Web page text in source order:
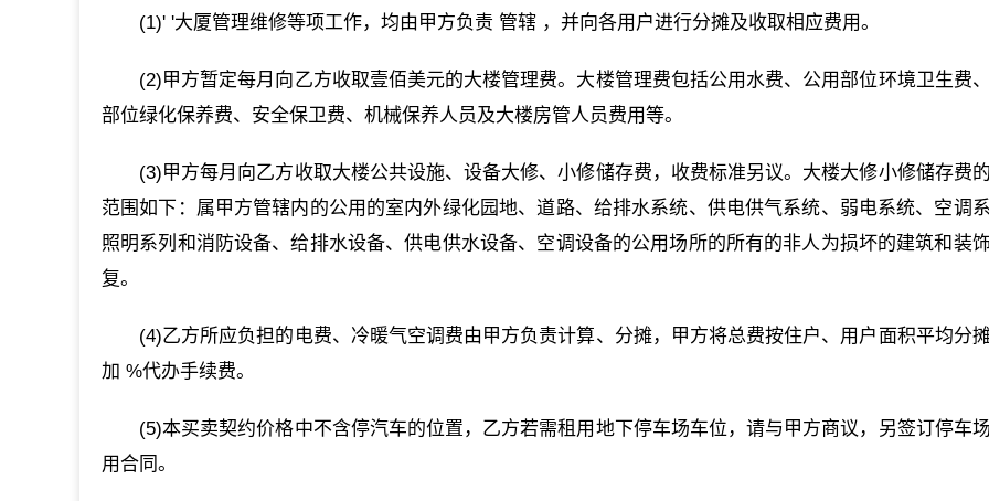
(1)' '大厦管理维修等项工作，均由甲方负责 管辖 ，并向各用户进行分摊及收取相应费用。
(2)甲方暂定每月向乙方收取壹佰美元的大楼管理费。大楼管理费包括公用水费、公用部位环境卫生费
部位绿化保养费、安全保卫费、机械保养人员及大楼房管人员费用等。
(3)甲方每月向乙方收取大楼公共设施、设备大修、小修储存费，收费标准另议。大楼大修小修储存费
范围如下：属甲方管辖内的公用的室内外绿化园地、道路、给排水系统、供电供气系统、弱电系统、空调系
照明系列和消防设备、给排水设备、供电供水设备、空调设备的公用场所的所有的非人为损坏的建筑和装
复。
(4)乙方所应负担的电费、冷暖气空调费由甲方负责计算、分摊，甲方将总费按住户、用户面积平均分
加 %代办手续费。
(5)本买卖契约价格中不含停汽车的位置，乙方若需租用地下停车场车位，请与甲方商议，另签订停车
用合同。